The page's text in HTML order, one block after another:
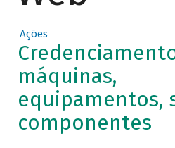
Ações
máquinas,
equipamentos,
componentes